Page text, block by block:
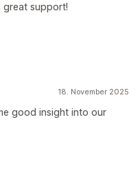
great support!
18. November 2025
good insight into our